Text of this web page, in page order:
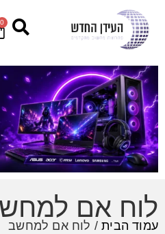
0
לוח אם
עמוד הבית/ לוח אם למחשב